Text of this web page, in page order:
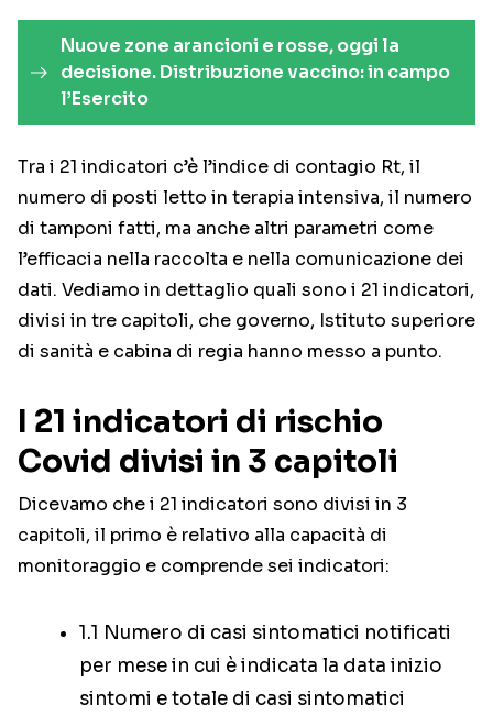
Nuove zone arancioni e rosse, oggi la
decisione. Distribuzione vaccino: in campo
l’Esercito
Tra i 21 indicatori c’è l’indice di contagio Rt, il
numero di posti letto in terapia intensiva, il numero
di tamponi fatti, ma anche altri parametri come
l’efficacia nella raccolta e nella comunicazione dei
dati. Vediamo in dettaglio quali sono i 21 indicatori,
divisi in tre capitoli, che governo, Istituto superiore
di sanità e cabina di regia hanno messo a punto.
I 21 indicatori di rischio
Covid divisi in 3 capitoli
Dicevamo che i 21 indicatori sono divisi in 3
capitoli, il primo è relativo alla capacità di
monitoraggio e comprende sei indicatori:
1.1 Numero di casi sintomatici notificati
per mese in cui è indicata la data inizio
sintomi e totale di casi sintomatici